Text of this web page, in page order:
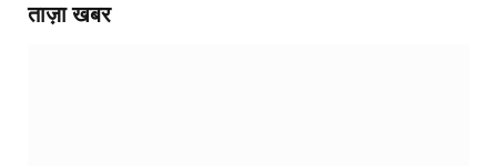
ताज़ा खबर